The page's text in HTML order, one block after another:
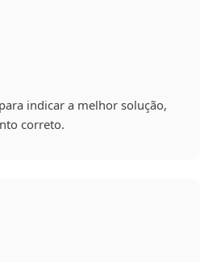
indicar a melhor solução,
correto.